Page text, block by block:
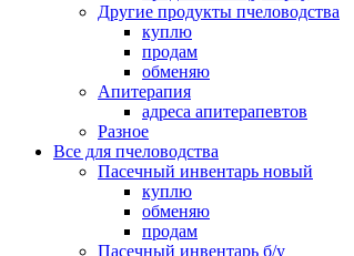
Другие продукты пчеловодства
куплю
продам
обменяю
Апитерапия
адреса апитерапевтов
Разное
Все для пчеловодства
Пасечный инвентарь новый
куплю
обменяю
продам
Пасечный инвентарь б/у